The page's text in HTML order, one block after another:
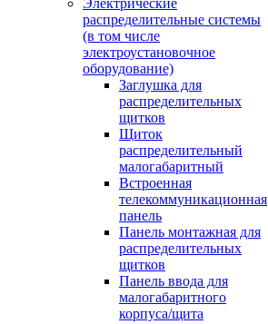
Электрические
распределительные системы
(в том числе
электроустановочное
оборудование)
Заглушка для
распределительных
щитков
Щиток
распределительный
малогабаритный
Встроенная
телекоммуникационная
панель
Панель монтажная для
распределительных
щитков
Панель ввода для
малогабаритного
корпуса/щита